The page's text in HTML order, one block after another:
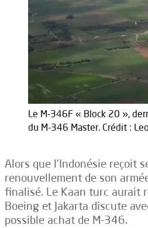
Le M-346F « Block 20 »,
du M-346 Master. Crédit :
Alors que l’Indonésie reçoit
renouvellement de son
finalisé. Le Kaan turc aurait
Boeing et Jakarta discute
possible achat de M-346.